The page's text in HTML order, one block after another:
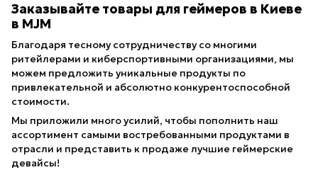
Заказывайте товары для геймеров в Киеве
в MJM
Благодаря тесному сотрудничеству со многими
ритейлерами и киберспортивными организациями, мы
можем предложить уникальные продукты по
привлекательной и абсолютно конкурентоспособной
стоимости.
Мы приложили много усилий, чтобы пополнить наш
ассортимент самыми востребованными продуктами в
отрасли и представить к продаже лучшие геймерские
девайсы!